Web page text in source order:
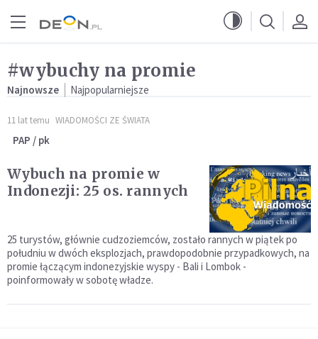
#wybuchy na promie
Najnowsze Najpopularniejsze
11 lat temu WIADOMOŚCI ZE ŚWIATA
PAP / pk
Wybuch na promie w
Indonezji: 25 os. rannych
25 turystów, głównie cudzoziemców, zostało rannych w piątek po
południu w dwóch eksplozjach, prawdopodobnie przypadkowych, na
promie łączącym indonezyjskie wyspy - Bali i Lombok -
poinformowały w sobotę władze.